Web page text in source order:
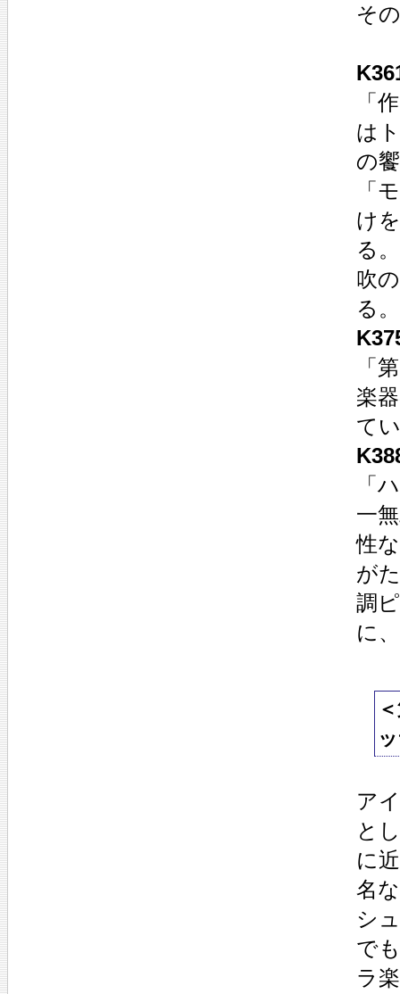
そ
「
は
の
「
け
る
吹
る
「
楽
て
「
一
性
が
調
に
ア
と
に
名
シ
で
ラ